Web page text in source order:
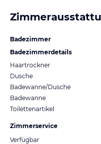
Badezimmer
Badezimmerdetails
Haartrockner
Dusche
Badewanne/Dusche
Badewanne
Toilettenartikel
Zimmerservice
Verfügbar